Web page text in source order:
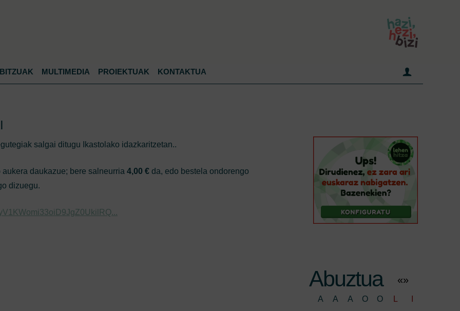
MULTIMEDIA PROIEKTUAK KONTAKTUA
salgai ditugu Ikastolako idazkaritzetan..
daukazue; bere salneurria 4,00 € da, edo bestela ondorengo
dizuegu.
Abuztua «»
A A A O O